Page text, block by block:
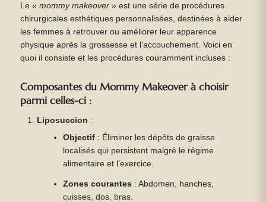
Le « mommy makeover» est une série de procédures
chirurgicales esthétiques personnalisées, destinées à aider
les femmes à retrouver ou améliorer leur apparence
physique après la grossesse et l’accouchement. Voici en
quoi il consiste et les procédures couramment incluses :
Composantes du Mommy Makeover à choisir
parmi celles-ci :
Liposuccion :
Objectif : Éliminer les dépôts de graisse
localisés qui persistent malgré le régime
alimentaire et l’exercice.
Zones courantes : Abdomen, hanches,
cuisses, dos, bras.